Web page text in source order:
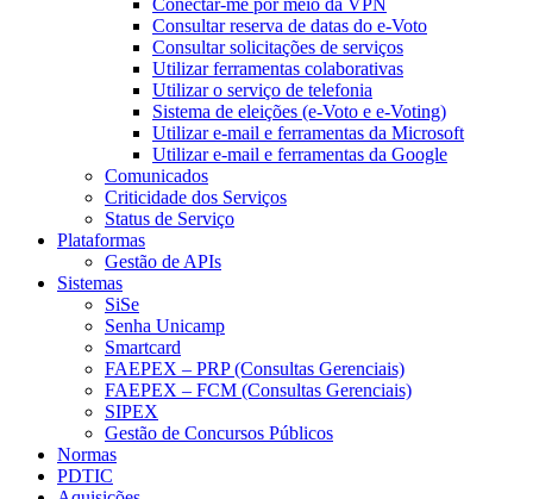
Conectar-me por meio da VPN
Consultar reserva de datas do e-Voto
Consultar solicitações de serviços
Utilizar ferramentas colaborativas
Utilizar o serviço de telefonia
Sistema de eleições (e-Voto e e-Voting)
Utilizar e-mail e ferramentas da Microsoft
Utilizar e-mail e ferramentas da Google
Comunicados
Criticidade dos Serviços
Status de Serviço
Plataformas
Gestão de APIs
Sistemas
SiSe
Senha Unicamp
Smartcard
FAEPEX – PRP (Consultas Gerenciais)
FAEPEX – FCM (Consultas Gerenciais)
SIPEX
Gestão de Concursos Públicos
Normas
PDTIC